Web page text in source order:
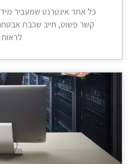
כל אתר אינטרנט שמעביר
קשר פשוט, חייב שכבת
לראות